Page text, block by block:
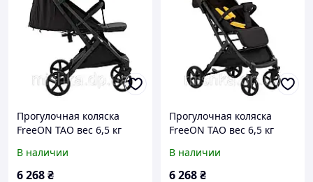
Прогулочная коляска
FreeON TAO вес 6,5 кг
В наличии
6 268₴
Прогулочная коляска
FreeON TAO вес 6,5 кг
В наличии
6 268₴